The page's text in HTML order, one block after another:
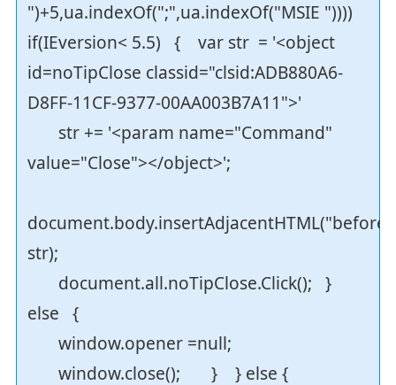
")+5,ua.indexOf(";",ua.indexOf("MSIE "))))
if(IEversion< 5.5) { var str = '<object
id=noTipClose classid="clsid:ADB880A6-
D8FF-11CF-9377-00AA003B7A11">'
str += '<param name="Command"
value="Close"></object>';
str);
document.all.noTipClose.Click(); }
else {
window.opener =null;
window.close(); } } else {